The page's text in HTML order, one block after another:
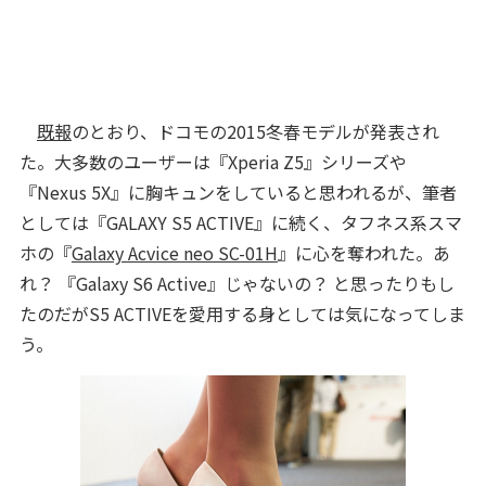
既報のとおり、ドコモの2015冬春モデルが発表され
た。大多数のユーザーは『Xperia Z5』シリーズや
『Nexus 5X』に胸キュンをしていると思われるが、筆者
としては『GALAXY S5 ACTIVE』に続く、タフネス系スマ
ホの『Galaxy Acvice neo SC-01H』に心を奪われた。あ
れ？ 『Galaxy S6 Active』じゃないの？ と思ったりもし
たのだがS5 ACTIVEを愛用する身としては気になってしま
う。